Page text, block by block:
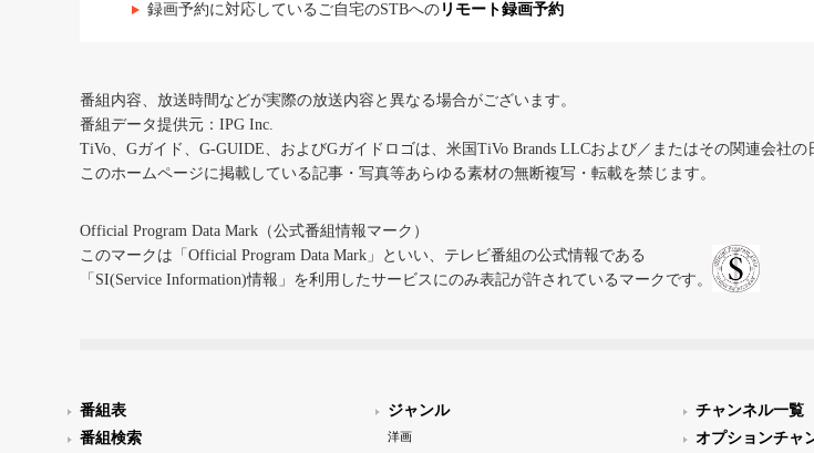
録画予約に対応しているご自宅のSTBへの リモート録画予約
番組内容、放送時間などが実際の放送内容と異なる場合がございます。
番組データ提供元：IPG Inc.
TiVo、Gガイド、G-GUIDE、およびGガイドロゴは、米国TiVo Brands LLCおよび／またはその関連会社の
このホームページに掲載している記事・写真等あらゆる素材の無断複写・転載を禁じます。
Official Program Data Mark（公式番組情報マーク）
このマークは「Official Program Data Mark」といい、テレビ番組の公式情報である
「SI(Service Information)情報」を利用したサービスにのみ表記が許されているマークです。
番組表
番組検索
ジャンル
洋画
チャンネル一覧
オプションチャ